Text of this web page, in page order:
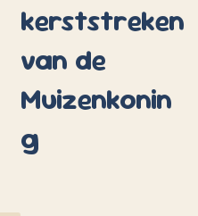
kerststreken
van de
Muizenkonin
g